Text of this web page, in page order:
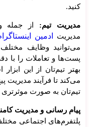
کنید.
مدیریت تیم:
مدیریت
ادمین
می‌توانید وظایف
پست‌ها و تعاملات را با
بهتر تیم‌تان از این
می‌کند تا فرآیند مدیریت
تیم‌تان به صورت موثرتری
پیام رسانی و مدیریت